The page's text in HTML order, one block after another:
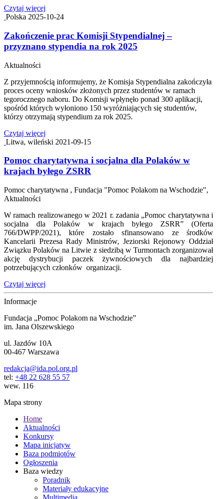
Czytaj więcej
Polska 2025-10-24
Zakończenie prac Komisji Stypendialnej –
przyznano stypendia na rok 2025
Aktualności
Z przyjemnością informujemy, że Komisja Stypendialna zakończyła
proces oceny wniosków złożonych przez studentów w ramach
tegorocznego naboru. Do Komisji wpłynęło ponad 300 aplikacji,
spośród których wyłoniono 150 wyróżniających się studentów,
którzy otrzymają stypendium za rok 2025.
Czytaj więcej
Litwa, wileński 2021-09-15
Pomoc charytatywna i socjalna dla Polaków w
krajach byłego ZSRR
Pomoc charytatywna , Fundacja "Pomoc Polakom na Wschodzie",
Aktualności
W ramach realizowanego w 2021 r. zadania „Pomoc charytatywna i
socjalna dla Polaków w krajach byłego ZSRR” (Oferta
766/DWPP/2021), które zostało sfinansowano ze środków
Kancelarii Prezesa Rady Ministrów, Jeziorski Rejonowy Oddział
Związku Polaków na Litwie z siedzibą w Turmontach zorganizował
akcję dystrybucji paczek żywnościowych dla najbardziej
potrzebujących członków organizacji.
Czytaj więcej
Informacje
Fundacja „Pomoc Polakom na Wschodzie”
im. Jana Olszewskiego
ul. Jazdów 10A
00-467 Warszawa
redakcja@ida.pol.org.pl
tel: +48 22 628 55 57
wew. 116
Mapa strony
Home
Aktualności
Konkursy
Mapa inicjatyw
Baza podmiotów
Ogłoszenia
Baza wiedzy
Poradnik
Materiały edukacyjne
Multimedia